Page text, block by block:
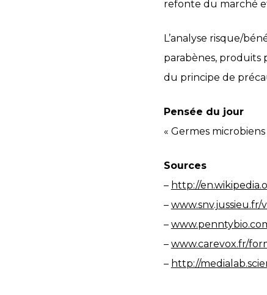
refonte du marché
L’analyse risque/
parabènes, produits
du principe de
Pensée du jour
« Germes
Sources
– http://
– www.snv.jussieu.fr/
–
– www.carevox.fr/
– http://